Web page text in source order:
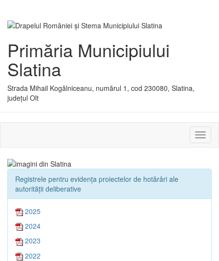
Primăria Municipiului
Slatina
Strada Mihail Kogălniceanu, numărul 1, cod 230080, Slatina,
județul Olt
sau
Registrele pentru evidența proiectelor de hotărâri ale
autorității deliberative
2025
2024
2023
2022